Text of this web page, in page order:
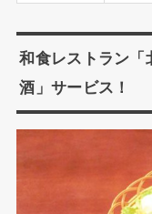
和食レストラン
酒」サービス！